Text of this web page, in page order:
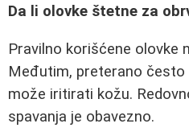
Da li olovke štetne za
Pravilno korišćene olovke
Međutim, preterano često
može iritirati kožu.
spavanja je obavezno.